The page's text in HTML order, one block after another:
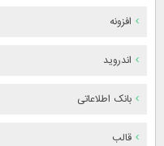
افزونه
اندروید
بانک اطلاعاتی
قالب